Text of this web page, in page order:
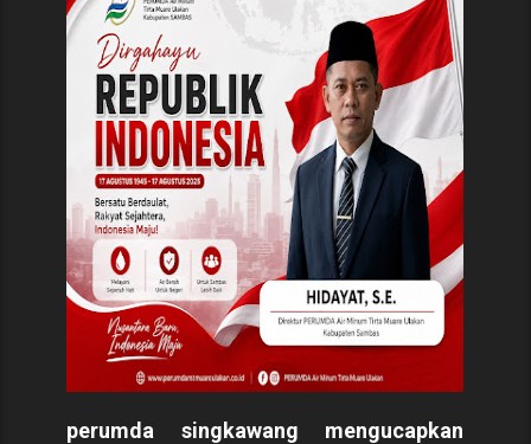
perumda singkawang mengucapkan